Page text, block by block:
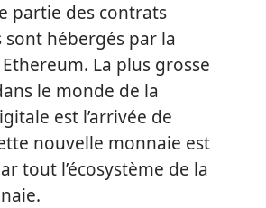
partie des contrats
hébergés par la
La plus grosse
le monde de la
est l’arrivée de
nouvelle monnaie est
tout l’écosystème de la